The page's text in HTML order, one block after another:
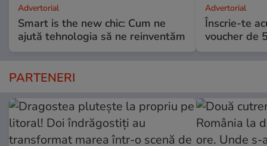
Advertorial
Smart is the new chic: Cum ne
ajută tehnologia să ne reinventăm
Advertorial
Înscrie-te
voucher de
PARTENERI